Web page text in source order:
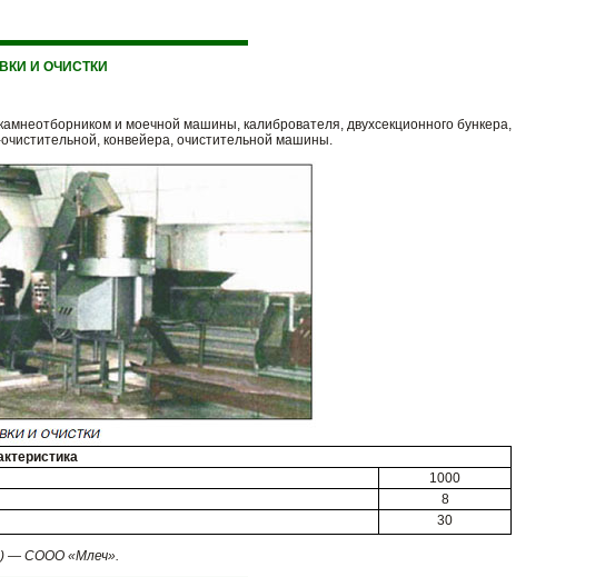
И ОЧИСТКИ
и моечной машины, калибрователя, двухсекционного бункера,
конвейера, очистительной машины.
1000
8
30
— СООО «Млеч».